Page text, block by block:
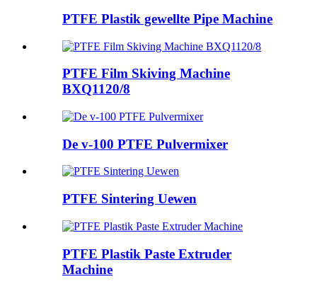
PTFE Plastik gewellte Pipe Machine
PTFE Film Skiving Machine
BXQ1120/8
De v-100 PTFE Pulvermixer
PTFE Sintering Uewen
PTFE Plastik Paste Extruder
Machine